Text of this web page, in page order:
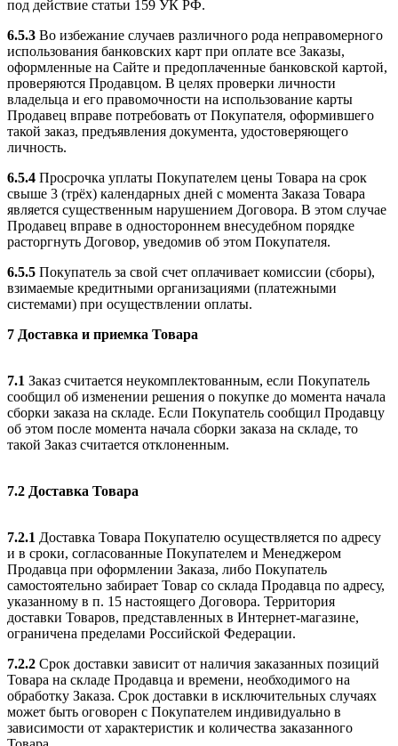
под действие статьи 159 УК РФ.
6.5.3 Во избежание случаев различного рода неправомерного
использования банковских карт при оплате все Заказы,
оформленные на Сайте и предоплаченные банковской картой,
проверяются Продавцом. В целях проверки личности
владельца и его правомочности на использование карты
Продавец вправе потребовать от Покупателя, оформившего
такой заказ, предъявления документа, удостоверяющего
личность.
6.5.4 Просрочка уплаты Покупателем цены Товара на срок
свыше 3 (трёх) календарных дней с момента Заказа Товара
является существенным нарушением Договора. В этом случае
Продавец вправе в одностороннем внесудебном порядке
расторгнуть Договор, уведомив об этом Покупателя.
6.5.5 Покупатель за свой счет оплачивает комиссии (сборы),
взимаемые кредитными организациями (платежными
системами) при осуществлении оплаты.
7 Доставка и приемка Товара
7.1 Заказ считается неукомплектованным, если Покупатель
сообщил об изменении решения о покупке до момента начала
сборки заказа на складе. Если Покупатель сообщил Продавцу
об этом после момента начала сборки заказа на складе, то
такой Заказ считается отклоненным.
7.2 Доставка Товара
7.2.1 Доставка Товара Покупателю осуществляется по адресу
и в сроки, согласованные Покупателем и Менеджером
Продавца при оформлении Заказа, либо Покупатель
самостоятельно забирает Товар со склада Продавца по адресу,
указанному в п. 15 настоящего Договора. Территория
доставки Товаров, представленных в Интернет-магазине,
ограничена пределами Российской Федерации.
7.2.2 Срок доставки зависит от наличия заказанных позиций
Товара на складе Продавца и времени, необходимого на
обработку Заказа. Срок доставки в исключительных случаях
может быть оговорен с Покупателем индивидуально в
зависимости от характеристик и количества заказанного